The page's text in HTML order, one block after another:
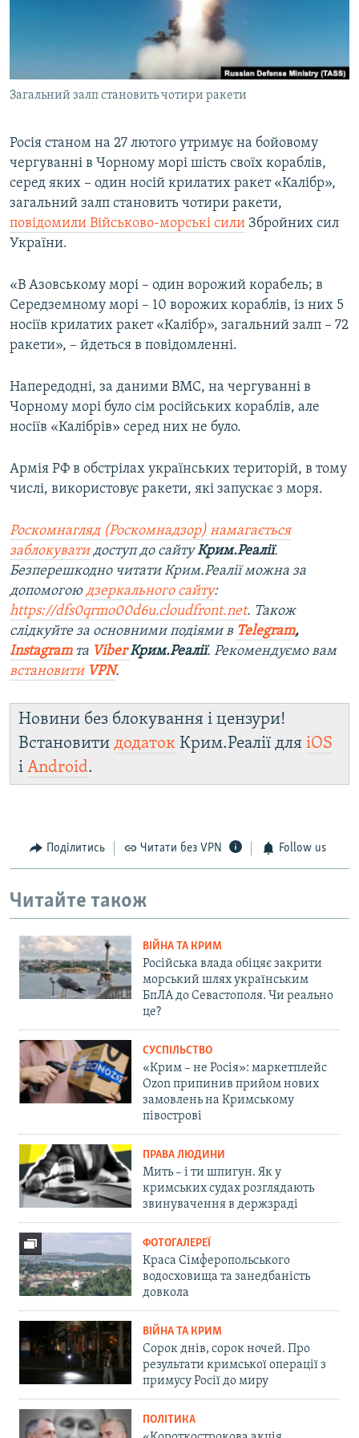
УКРАЇНСЬКА ПРОБЛЕМА КРИМУ
ІНФОГРАФІКА
ДОЛУЧАЙСЯ!
Усі сайти RFE/RL
Загальний залп становить чотири ракети
Росія станом на 27 лютого утримує на бойовому
чергуванні в Чорному морі шість своїх кораблів,
серед яких – один носій крилатих ракет «Калібр»,
загальний залп становить чотири ракети,
повідомили Військово-морські сили Збройних сил
України.
«В Азовському морі – один ворожий корабель; в
Середземному морі – 10 ворожих кораблів, із них 5
носіїв крилатих ракет «Калібр», загальний залп – 72
ракети», – йдеться в повідомленні.
Напередодні, за даними ВМС, на чергуванні в
Чорному морі було сім російських кораблів, але
носіїв «Калібрів» серед них не було.
Армія РФ в обстрілах українських територій, в тому
числі, використовує ракети, які запускає з моря.
Роскомнагляд (Роскомнадзор) намагається
заблокуватидоступ до сайтуКрим.Реалії.
Безперешкодно читати Крим.Реалії можна за
допомогою дзеркального сайту:
https://dfs0qrmo00d6u.cloudfront.net. Також
слідкуйте за основними подіями в Telegram,
Instagramта ViberКрим.Реалії. Рекомендуємо вам
встановити VPN.
Новини без блокування і цензури!
Встановити додаток Крим.Реалії для iOS
і Android.
Поділитись Читати без VPN Follow us
Читайте також
ВІЙНА ТА КРИМ
Російська влада обіцяє закрити
морський шлях українським
БпЛА до Севастополя. Чи реально
це?
СУСПІЛЬСТВО
«Крим – не Росія»: маркетплейс
Ozon припинив прийом нових
замовлень на Кримському
півострові
ПРАВА ЛЮДИНИ
Мить – і ти шпигун. Як у
кримських судах розглядають
звинувачення в держзраді
ФОТОГАЛЕРЕЇ
Краса Сімферопольського
водосховища та занедбаність
довкола
ВІЙНА ТА КРИМ
Сорок днів, сорок ночей. Про
результати кримської операції з
примусу Росії до миру
ПОЛІТИКА